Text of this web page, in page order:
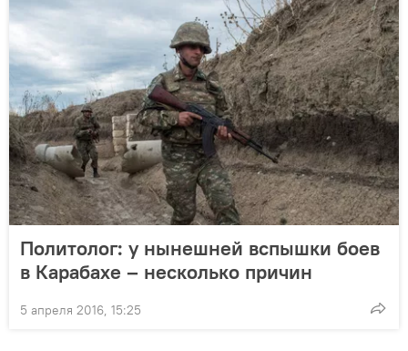
Политолог: у нынешней вспышки боев
в Карабахе – несколько причин
5 апреля 2016, 15:25